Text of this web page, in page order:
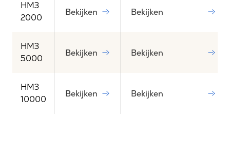
HM3
2000
Bekijken Bekijken
HM3
5000
Bekijken Bekijken
HM3
10000
Bekijken Bekijken